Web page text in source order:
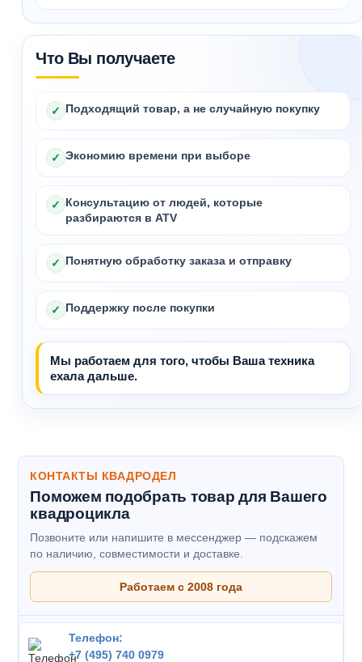
Что Вы получаете
✓ Подходящий товар, а не случайную покупку
✓ Экономию времени при выборе
✓ Консультацию от людей, которые
разбираются в ATV
✓ Понятную обработку заказа и отправку
✓ Поддержку после покупки
Мы работаем для того, чтобы Ваша техника
ехала дальше.
КОНТАКТЫ КВАДРОДЕЛ
Поможем подобрать товар для Вашего
квадроцикла
Позвоните или напишите в мессенджер — подскажем
по наличию, совместимости и доставке.
Работаем с 2008 года
Телефон:
+7 (495) 740 0979